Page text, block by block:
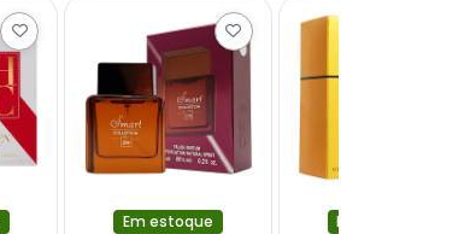
Em estoque Em estoque